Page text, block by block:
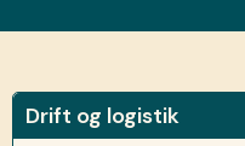
Drift og logistik